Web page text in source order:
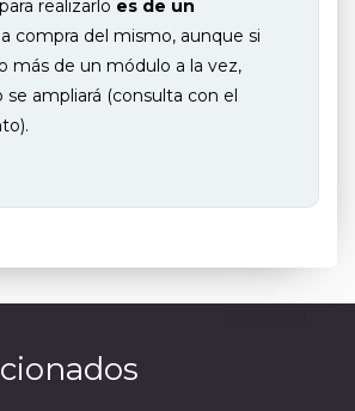
realizarlo es de un
compra del mismo, aunque si
más de un módulo a la vez,
se ampliará (consulta con el